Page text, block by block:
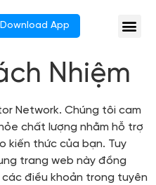
Download App
Nhiệm
Network. Chúng tôi cam
chất lượng nhằm hỗ trợ
kiến thức của bạn. Tuy
trang web này đồng
điều khoản trong tuyên